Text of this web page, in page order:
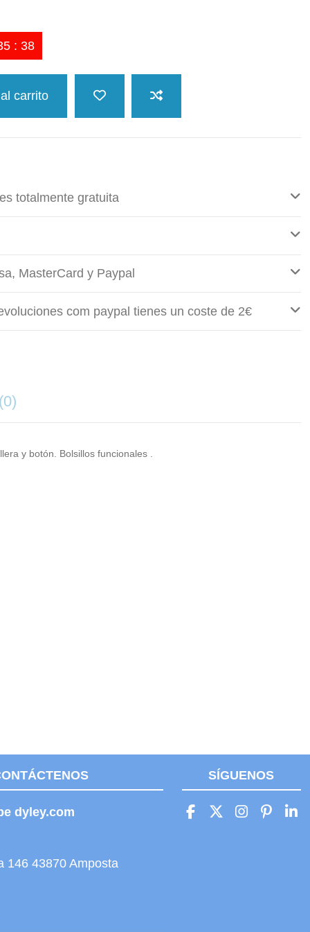
:38
carrito
totalmente gratuita
MasterCard y Paypal
com paypal tienes un coste de 2€
(0)
y botón. Bolsillos funcionales .
dyley.com
146 43870 Amposta
SÍGUENOS